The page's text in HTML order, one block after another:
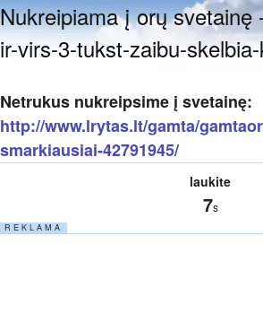
Nukreipiama į orų
ir-virs-3-tukst-zaibu-
Netrukus nukreipsime į svetainę:
http://www.lrytas.lt/gamta/
smarkiausiai-42791945/
laukite
7s
R E K L A M A